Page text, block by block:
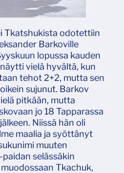
Tkatshukista odotettiin
Barkoville
lopussa kauden
vielä hyvältä, kun
tehot 2+2, mutta sen
sujunut. Barkov
pitkään, mutta
jo 18 Tapparassa
Niissä hän oli
maalia ja syöttänyt
muuten
selässäkin
Tkachuk,